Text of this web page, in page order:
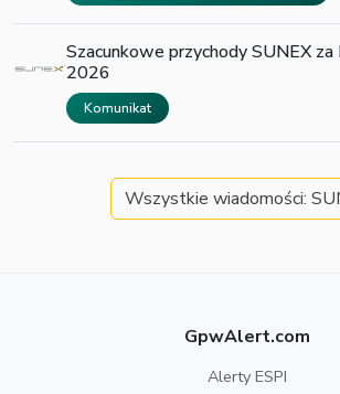
Szacunkowe przychody SUNEX za
2026
Komunikat
Wszystkie wiadomości:
GpwAlert.com
Alerty ESPI